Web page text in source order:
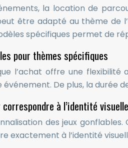
la location de
être adapté au thème de
spécifiques permet de
pour thèmes spécifiques
l’achat offre une
De plus, la durée
à l’identité
des jeux
exactement à l’identité